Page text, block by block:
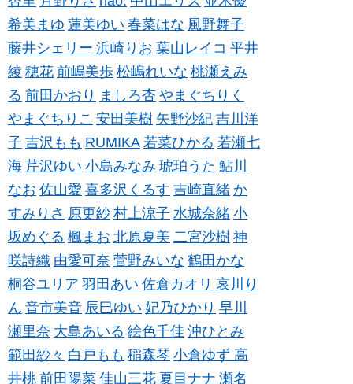
希美まゆ 蓮美ゆい 春菜はな 風野舞子
藤井シェリー 浜崎りお 葉山レイコ 平井
綾 穂花 前嶋美歩 松嶋れいな 桃瀬えみ
る 前田かおり ましろ杏 やまぐちりく
やまぐちりこ 安田美樹 矢野沙紀 吉川洋
子 吉沢もも RUMIKA 若菜ひかる 若瀬七
海 芹沢ゆい 小島みなみ 琥珀うた 鮎川
なお 佐山愛 喜多沢くるす 吉崎直緒 か
すみりさ 原更紗 村上涼子 水城奈緒 小
坂めぐる 楓まお 北原夏美 二宮沙樹 神
咲詩織 由愛可奈 菅野みいな 鶴田かな
桐谷ユリア 羽田あい 佐倉カオリ 哀川り
ん 音市美音 辰巳ゆい 妃乃ひかり 早川
瀬里奈 大島あいる 絵色千佳 沖ひとみ
範田紗々 白戸もも 稲森琴 小倉ゆず 高
井桃 前田陽菜 佳山三花 夏目ナナ 瀬名